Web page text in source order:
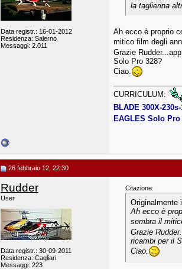
Data registr.: 16-01-2012
Residenza: Salerno
Messaggi: 2.011
la taglierina
Ah ecco è proprio
mitico film degli
Grazie
Solo Pro 328?
Ciao.
CURRICULUM:
BLADE 300X-
EAGLES Solo Pro
26 febbraio 12, 22:30
Rudder
User
Data registr.: 30-09-2011
Residenza: Cagliari
Messaggi: 223
Citazione:
Originalmente
Ah ecco è
sembra il
Grazie
ricambi per il
Ciao.